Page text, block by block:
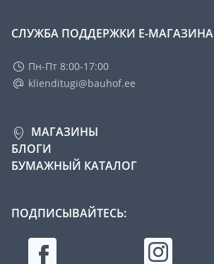
СЛУЖБА ПОДДЕРЖКИ Е-МАГАЗИНА
Пн-Пт 8:00-17:00
klienditugi@bauhof.ee
МАГАЗИНЫ
БЛОГИ
БУМАЖНЫЙ КАТАЛОГ
ПОДПИСЫВАЙТЕСЬ: